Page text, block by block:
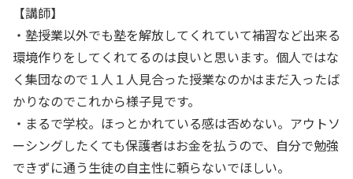
【講師】
・塾授業以外でも塾を解放してくれていて補習など出来る
環境作りをしてくれてるのは良いと思います。個人ではな
く集団なので１人１人見合った授業なのかはまだ入ったば
かりなのでこれから様子見です。
・まるで学校。ほっとかれている感は否めない。アウトソ
ーシングしたくても保護者はお金を払うので、自分で勉強
できずに通う生徒の自主性に頼らないでほしい。